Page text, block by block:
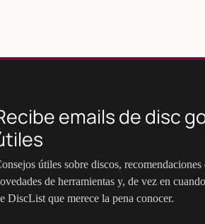
emails de disc
útiles sobre discos, recomendaciones
de herramientas y, de vez en
DiscList que merece la pena conocer.